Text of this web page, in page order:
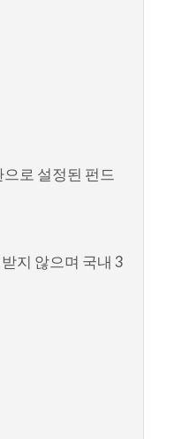
로 설정된 펀드
지 않으며 국내 3